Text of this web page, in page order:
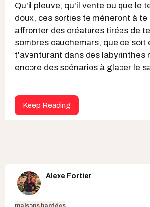
Qu'il pleuve, qu'il vente ou que le
doux, ces sorties te mèneront à te
affronter des créatures tirées de
sombres cauchemars, que ce soit
t'aventurant dans des labyrinthes
encore des scénarios à glacer le
Keep Reading
Alexe Fortier